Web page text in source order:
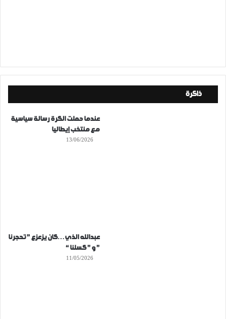
ذاكرة
عندما حملت الكرة رسالة سياسية
مع منتخب إيطاليا
13/06/2026
عبدالله الذي…كان يزعزع ” تحجرنا
” و ” كسلنا “
11/05/2026